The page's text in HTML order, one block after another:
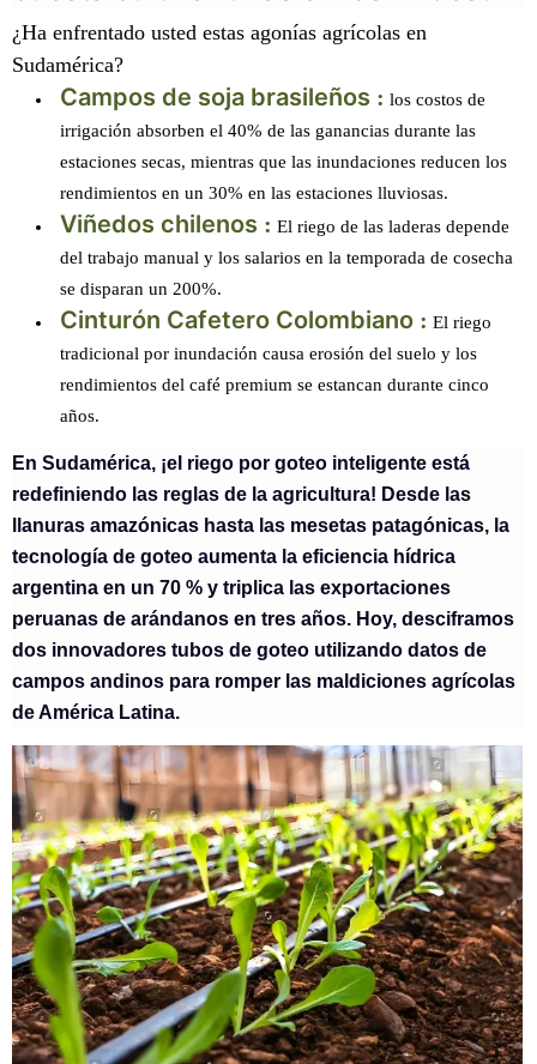
¿Ha enfrentado usted estas agonías agrícolas en
Sudamérica?
Campos de soja brasileños : los costos de
irrigación absorben el 40% de las ganancias durante las
estaciones secas, mientras que las inundaciones reducen los
rendimientos en un 30% en las estaciones lluviosas.
Viñedos chilenos : El riego de las laderas depende
del trabajo manual y los salarios en la temporada de cosecha
se disparan un 200%.
Cinturón Cafetero Colombiano : El riego
tradicional por inundación causa erosión del suelo y los
rendimientos del café premium se estancan durante cinco
años.
En Sudamérica, ¡el riego por goteo inteligente está
redefiniendo las reglas de la agricultura! Desde las
llanuras amazónicas hasta las mesetas patagónicas, la
tecnología de goteo aumenta la eficiencia hídrica
argentina en un 70 % y triplica las exportaciones
peruanas de arándanos en tres años. Hoy, desciframos
dos innovadores tubos de goteo utilizando datos de
campos andinos para romper las maldiciones agrícolas
de América Latina.